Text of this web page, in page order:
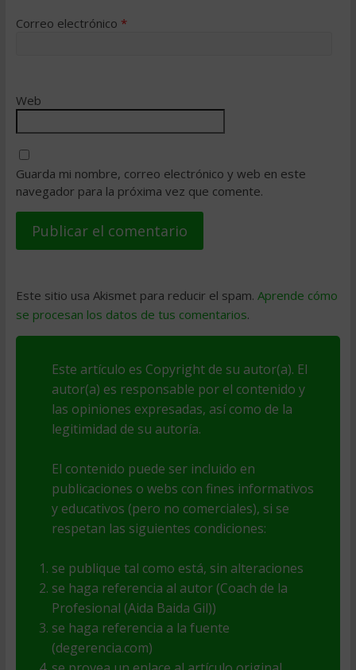
Correo electrónico *
Web
Guarda mi nombre, correo electrónico y web en este
navegador para la próxima vez que comente.
Este sitio usa Akismet para reducir el spam. Aprende cómo
se procesan los datos de tus comentarios.
Este artículo es Copyright de su autor(a). El
autor(a) es responsable por el contenido y
las opiniones expresadas, así como de la
legitimidad de su autoría.
El contenido puede ser incluido en
publicaciones o webs con fines informativos
y educativos (pero no comerciales), si se
respetan las siguientes condiciones:
se publique tal como está, sin alteraciones
se haga referencia al autor (Coach de la
Profesional (Aida Baida Gil))
se haga referencia a la fuente
(degerencia.com)